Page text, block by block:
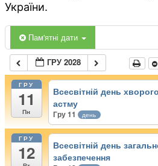
України.
Пам'ятні дати
ГРУ 2028
ГРУ
11
Пн
Всесвітній день
астму
Гру 11 день
ГРУ
12
Всесвітній день
забезпечення